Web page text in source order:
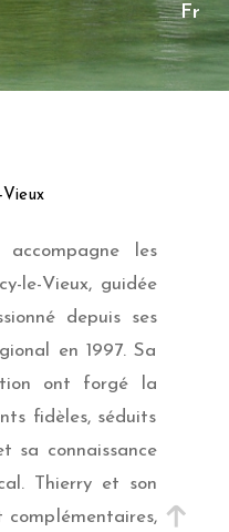
Fr
Vieux
accompagne les
le-Vieux, guidée
depuis ses
en 1997. Sa
ont forgé la
fidèles, séduits
sa connaissance
Thierry et son